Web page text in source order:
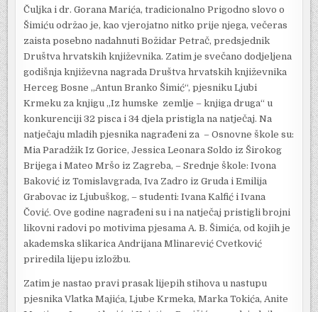
Čuljka i dr. Gorana Marića, tradicionalno Prigodno slovo o
Šimiću održao je, kao vjerojatno nitko prije njega, večeras
zaista posebno nadahnuti Božidar Petrač, predsjednik
Društva hrvatskih književnika. Zatim je svečano dodjeljena
godišnja književna nagrada Društva hrvatskih književnika
Herceg Bosne „Antun Branko Šimić“, pjesniku Ljubi
Krmeku za knjigu „Iz humske zemlje – knjiga druga“ u
konkurenciji 32 pisca i 34 djela pristigla na natječaj. Na
natječaju mladih pjesnika nagrađeni za – Osnovne škole su:
Mia Paradžik Iz Gorice, Jessica Leonara Soldo iz Širokog
Brijega i Mateo Mršo iz Zagreba, – Srednje škole: Ivona
Baković iz Tomislavgrada, Iva Zadro iz Gruda i Emilija
Grabovac iz Ljubuškog, – studenti: Ivana Kalfić i Ivana
Čović. Ove godine nagrađeni su i na natječaj pristigli brojni
likovni radovi po motivima pjesama A. B. Šimića, od kojih je
akademska slikarica Andrijana Mlinarević Cvetković
priredila lijepu izložbu.
Zatim je nastao pravi prasak lijepih stihova u nastupu
pjesnika Vlatka Majića, Ljube Krmeka, Marka Tokića, Anite